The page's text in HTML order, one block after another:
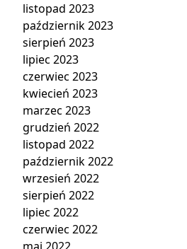
listopad 2023
październik 2023
sierpień 2023
lipiec 2023
czerwiec 2023
kwiecień 2023
marzec 2023
grudzień 2022
listopad 2022
październik 2022
wrzesień 2022
sierpień 2022
lipiec 2022
czerwiec 2022